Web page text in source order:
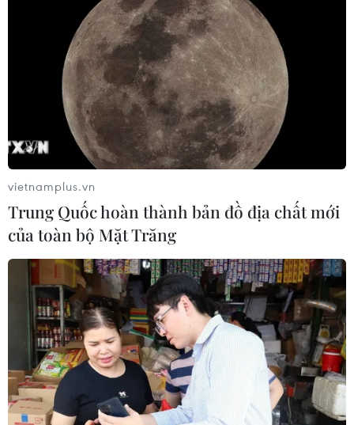
vietnamplus.vn
Trung Quốc hoàn thành bản đồ địa chất mới
của toàn bộ Mặt Trăng